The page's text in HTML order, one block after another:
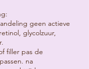
geen actieve
glycolzuur,
filler pas de
na